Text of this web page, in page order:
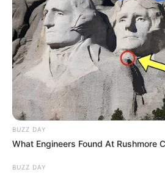
BUZZ DAY
What Engineers Found At Rushmore
BUZZ DAY